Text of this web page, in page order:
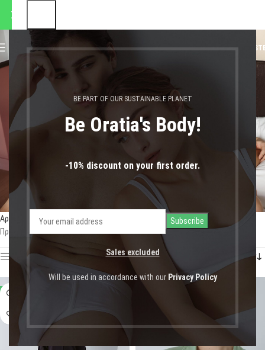
BE PART OF OUR SUSTAINABLE PLANET
Be Oratia's Body!
-10% discount on your first order.
Sales excluded
Will be used in accordance with our Privacy Policy
MENU 0,00€ LOGIN /
μανίκια
Αρχική σελίδα Shop Προϊόντα με ετικέτα “μανίκια”
Προβάλλονται όλα - 3 αποτελέσματα
Show sidebar
-56% -56%
θα